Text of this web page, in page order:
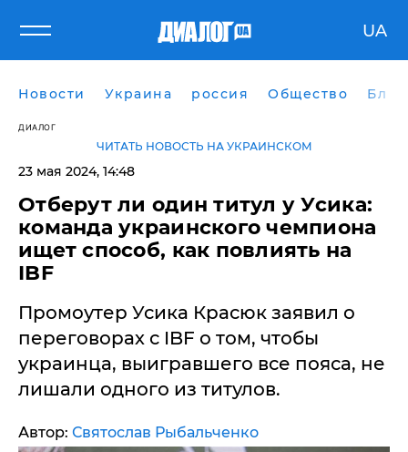
UA
Новости Украина россия Общество
ДИАЛОГ
ЧИТАТЬ НОВОСТЬ НА УКРАИНСКОМ
23 мая 2024, 14:48
Отберут ли один титул у Усика:
команда украинского чемпиона
ищет способ, как повлиять на
IBF
Промоутер Усика Красюк заявил о
переговорах с IBF о том, чтобы
украинца, выигравшего все пояса, не
лишали одного из титулов.
Автор: Святослав Рыбальченко